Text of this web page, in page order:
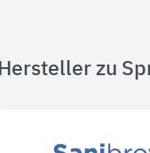
Hersteller zu